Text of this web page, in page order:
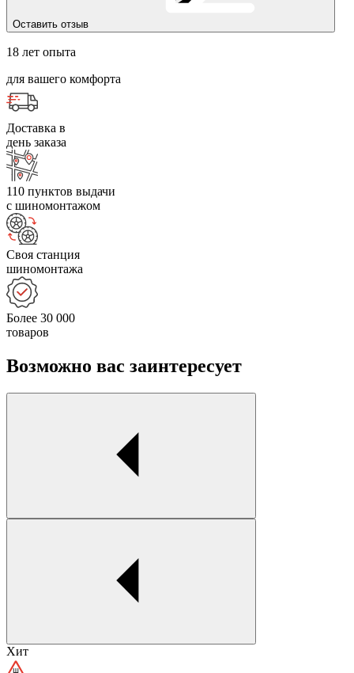
Оставить отзыв
18 лет опыта
для вашего комфорта
Доставка в
день заказа
110 пунктов выдачи
с шиномонтажом
Своя станция
шиномонтажа
Более 30 000
товаров
Возможно вас заинтересует
Хит